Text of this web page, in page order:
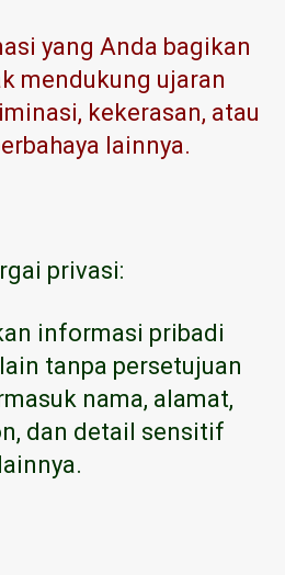
yang Anda bagikan
mendukung ujaran
kekerasan, atau
lainnya.
privasi:
informasi pribadi
tanpa persetujuan
nama, alamat,
dan detail sensitif
lainnya.